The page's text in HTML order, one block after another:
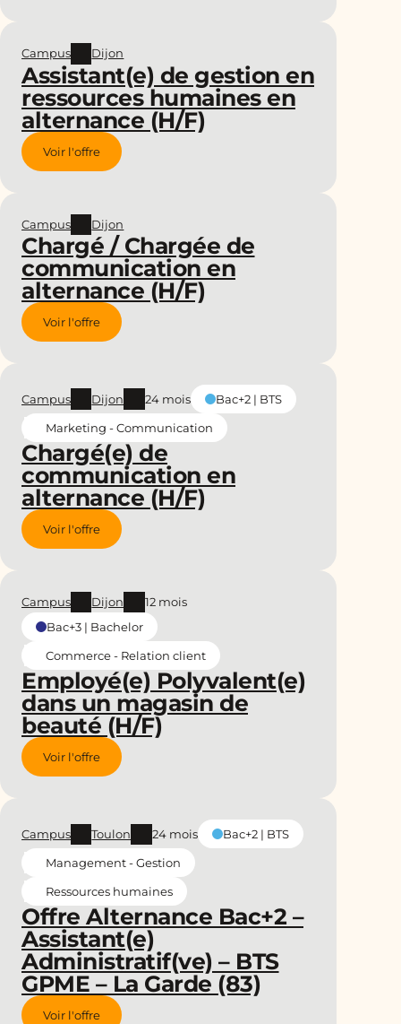
Assistant(e) de gestion en
ressources humaines en
alternance (H/F)
Campus Dijon
Voir l'offre
Chargé / Chargée de
communication en
alternance (H/F)
Campus Dijon
Voir l'offre
Chargé(e) de
communication en
alternance (H/F)
Campus Dijon 24 mois
Bac+2 | BTS
Marketing - Communication
Voir l'offre
Employé(e) Polyvalent(e)
dans un magasin de
beauté (H/F)
Campus Dijon
12 mois
Bac+3 | Bachelor
Commerce - Relation client
Voir l'offre
Offre Alternance Bac+2 –
Assistant(e)
Administratif(ve) – BTS
GPME – La Garde (83)
Campus Toulon 24 mois
Bac+2 | BTS
Management - Gestion
Ressources humaines
Voir l'offre